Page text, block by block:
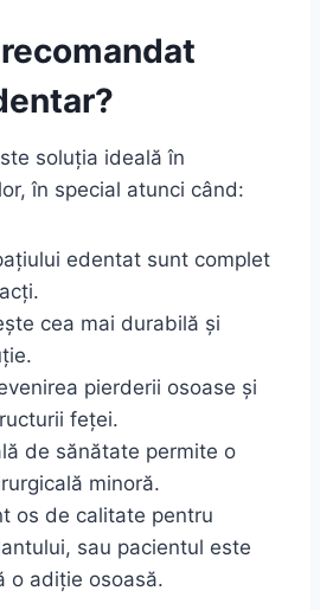
soluția ideală în
în special atunci când:
edentat sunt complet
cea mai durabilă și
pierderii osoase și
feței.
de sănătate permite o
minoră.
os de calitate pentru
sau pacientul este
o adiție osoasă.